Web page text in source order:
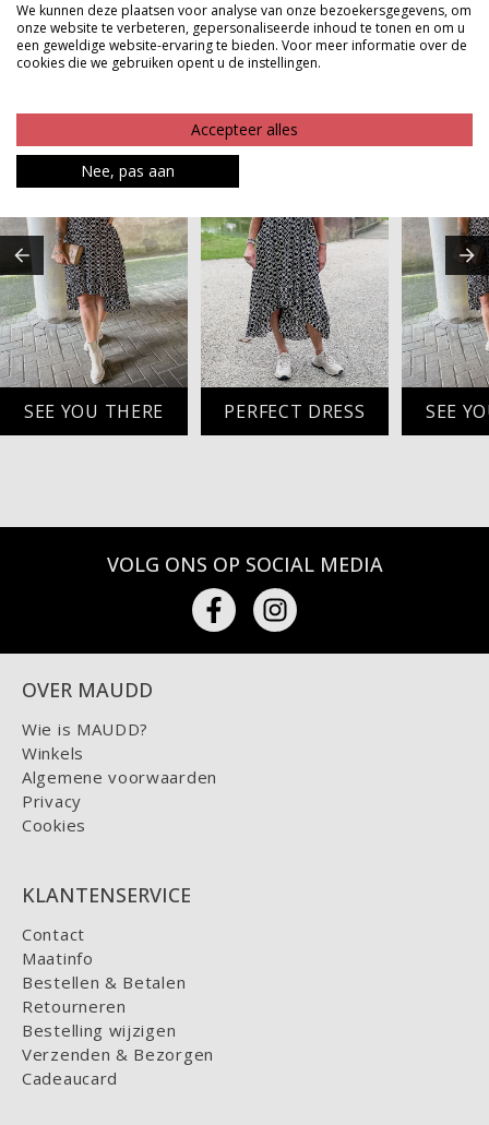
Betaalinformatie
SEE YOU THERE PERFECT DRESS SEE
VOLG ONS OP SOCIAL MEDIA
OVER MAUDD
Wie is MAUDD?
Winkels
Algemene voorwaarden
Privacy
Cookies
KLANTENSERVICE
Contact
Maatinfo
Bestellen & Betalen
Retourneren
Bestelling wijzigen
Verzenden & Bezorgen
Cadeaucard
We kunnen deze plaatsen voor analyse van onze bezoekersgegevens, om
onze website te verbeteren, gepersonaliseerde inhoud te tonen en om u
een geweldige website-ervaring te bieden. Voor meer informatie over de
cookies die we gebruiken opent u de instellingen.
Accepteer alles
Nee, pas aan